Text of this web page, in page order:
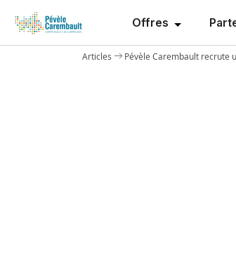
Offres
Articles Pévèle Carembault recrute